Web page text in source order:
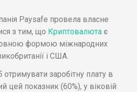
Paysafe провела власне
з тим, що Криптовалюта є
формою міжнародних
і США.
заробітну плату в
цей показник (60%), у віковій